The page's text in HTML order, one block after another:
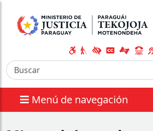
Menú de navegación